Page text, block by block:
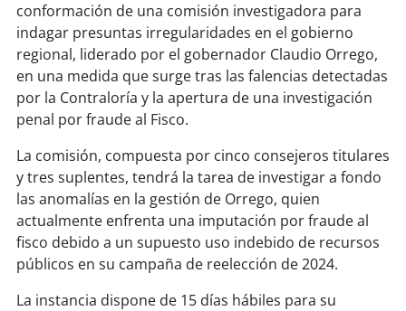
soyantofagasta
soycopiapó
soyvalparaíso
soyquillota
soysanantonio
soychillán
conformación de una comisión investigadora para
indagar presuntas irregularidades en el gobierno
regional, liderado por el gobernador Claudio Orrego,
en una medida que surge tras las falencias detectadas
por la Contraloría y la apertura de una investigación
penal por fraude al Fisco.
La comisión, compuesta por cinco consejeros titulares
y tres suplentes, tendrá la tarea de investigar a fondo
las anomalías en la gestión de Orrego, quien
actualmente enfrenta una imputación por fraude al
fisco debido a un supuesto uso indebido de recursos
públicos en su campaña de reelección de 2024.
La instancia dispone de 15 días hábiles para su